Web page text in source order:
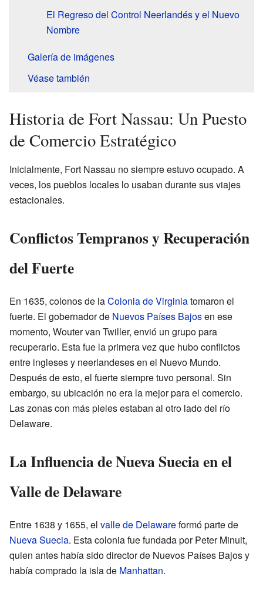
El Regreso del Control Neerlandés y el Nuevo
Nombre
Galería de imágenes
Véase también
Historia de Fort Nassau: Un Puesto
de Comercio Estratégico
Inicialmente, Fort Nassau no siempre estuvo ocupado. A
veces, los pueblos locales lo usaban durante sus viajes
estacionales.
Conflictos Tempranos y Recuperación
del Fuerte
En 1635, colonos de laColonia de Virginiatomaron el
fuerte. El gobernador de Nuevos Países Bajosen ese
momento, Wouter van Twiller, envió un grupo para
recuperarlo. Esta fue la primera vez que hubo conflictos
entre ingleses y neerlandeses en el Nuevo Mundo.
Después de esto, el fuerte siempre tuvo personal. Sin
embargo, su ubicación no era la mejor para el comercio.
Las zonas con más pieles estaban al otro lado del río
Delaware.
La Influencia de Nueva Suecia en el
Valle de Delaware
Entre 1638 y 1655, el valle de Delawareformó parte de
Nueva Suecia. Esta colonia fue fundada por Peter Minuit,
quien antes había sido director de Nuevos Países Bajos y
había comprado la isla de Manhattan.